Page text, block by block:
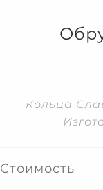
Кольца
Стоимость